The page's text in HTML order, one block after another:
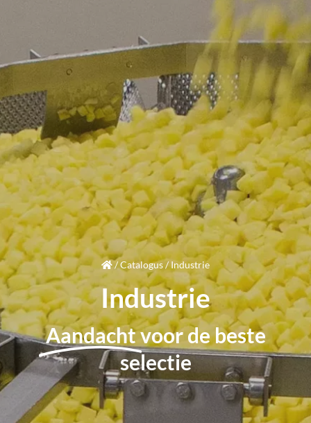
/Catalogus/Industrie
Industrie
Aandachtvoor de beste
selectie